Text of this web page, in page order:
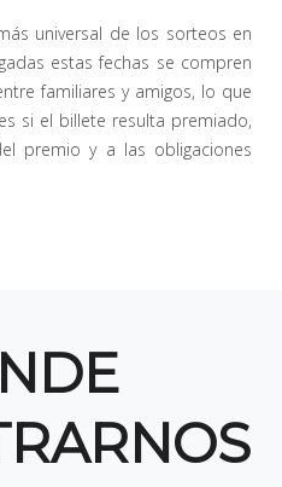
universal de los sorteos en
estas fechas se compren
familiares y amigos, lo que
si el billete resulta premiado,
premio y a las obligaciones